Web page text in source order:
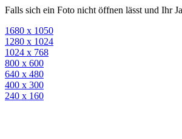
Falls sich ein Foto nicht öffnen lässt und Ihr
1680 x 1050
1280 x 1024
1024 x 768
800 x 600
640 x 480
400 x 300
240 x 160